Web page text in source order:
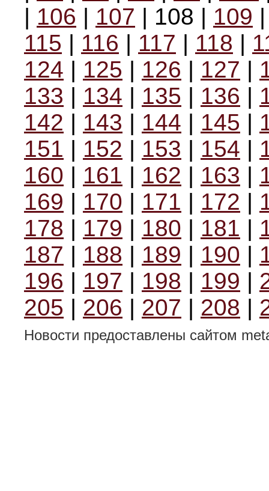
| 106 | 107 | 108 | 109
115 | 116 | 117 | 118 |
124 | 125 | 126 | 127 |
133 | 134 | 135 | 136 |
142 | 143 | 144 | 145 |
151 | 152 | 153 | 154 |
160 | 161 | 162 | 163 |
169 | 170 | 171 | 172 |
178 | 179 | 180 | 181 |
187 | 188 | 189 | 190 |
196 | 197 | 198 | 199 |
205 | 206 | 207 | 208 |
Новости предоставлены сайтом